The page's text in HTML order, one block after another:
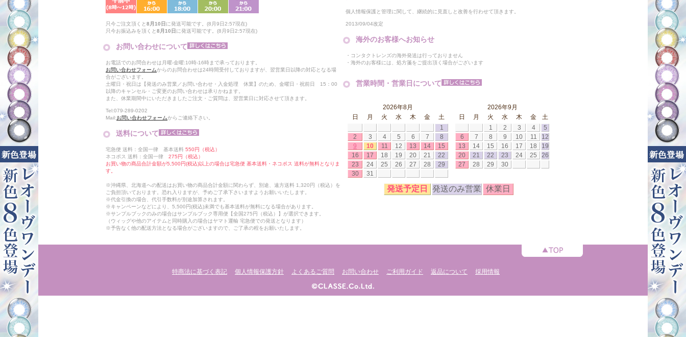
只今ご注文頂くと8月10日 に発送可能です。(8月9日2:57現在)
只今お振込みを頂くと8月10日 に発送可能です。(8月9日2:57現在)
お問い合わせについて
お電話でのお問合わせは月曜-金曜:10時-16時まで承っております。
お問い合わせフォームからのお問合わせは24時間受付しておりますが、翌営業日以降の対応となる場
合がございます。
土曜日・祝日は【発送のみ営業／お問い合わせ・入金処理 休業】のため、金曜日・祝前日 15：00
以降のキャンセル・ご変更のお問い合わせは承りかねます。
また、休業期間中にいただきましたご注文・ご質問は、翌営業日に対応させて頂きます。
Tel:079-289-0202
Mail:お問い合わせフォームからご連絡下さい。
送料について
宅急便 送料：全国一律 基本送料 550円（税込）
ネコポス 送料：全国一律 275円（税込）
お買い物の商品合計金額が5,500円(税込)以上の場合は宅急便 基本送料・ネコポス 送料が無料となりま
す。
※沖縄県、北海道への配送はお買い物の商品合計金額に関わらず、別途、遠方送料 1,320円（税込）を
ご負担頂いております。恐れ入りますが、予めご了承下さいますようお願いいたします。
※代金引換の場合、代引手数料が別途加算されます。
※キャンペーンなどにより、5,500円(税込)未満でも基本送料が無料になる場合があります。
※サンプルブックのみの場合はサンプルブック専用便【全国275円（税込）】が選択できます。
（ウィッグや他のアイテムと同時購入の場合はヤマト運輸 宅急便での発送となります）
※予告なく他の配送方法となる場合がございますので、ご了承の程をお願いたします。
個人情報保護と管理に関して、継続的に見直しと改善を行わせて頂きます。
2013/09/04改定
海外のお客様へお知らせ
・コンタクトレンズの海外発送は行っておりません
・海外のお客様には、処方箋をご提出頂く場合がございます
営業時間・営業日について
2026年8月
日
月 火 水 木 金
土
1
2
3 4 5 6 7
8
9
10 11 12 13 14
15
16
17 18 19 20 21
22
23
24 25 26 27 28
29
30
31
2026年9月
日
月 火 水 木 金
土
1
2 3 4
5
6
7 8 9 10 11
12
13
14 15 16 17 18
19
20
21 22 23 24 25
26
27
28 29 30
発送予定日 発送のみ営業 休業日
特商法に基づく表記 個人情報保護方針 よくあるご質問 お問い合わせ ご利用ガイド 返品について 採用情報